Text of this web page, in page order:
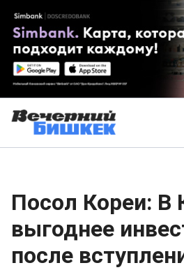
Посол Кореи: В
выгоднее
после